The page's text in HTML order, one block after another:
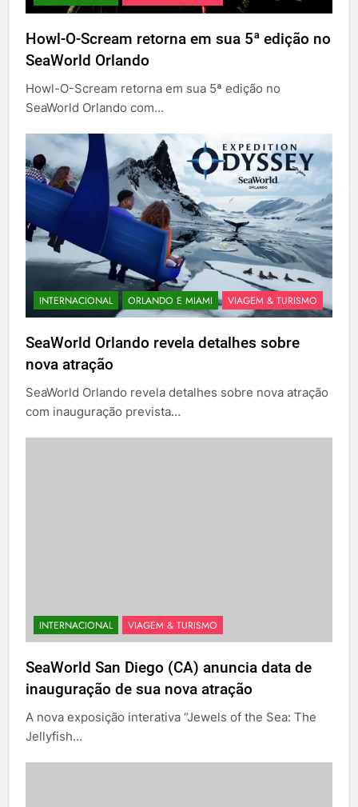
Howl-O-Scream retorna em sua 5ª edição no
SeaWorld Orlando
Howl-O-Scream retorna em sua 5ª edição no
SeaWorld Orlando com…
INTERNACIONAL ORLANDO E MIAMI VIAGEM & TURISMO
SeaWorld Orlando revela detalhes sobre
nova atração
SeaWorld Orlando revela detalhes sobre nova atração
com inauguração prevista…
INTERNACIONAL VIAGEM & TURISMO
SeaWorld San Diego (CA) anuncia data de
inauguração de sua nova atração
A nova exposição interativa “Jewels of the Sea: The
Jellyfish…